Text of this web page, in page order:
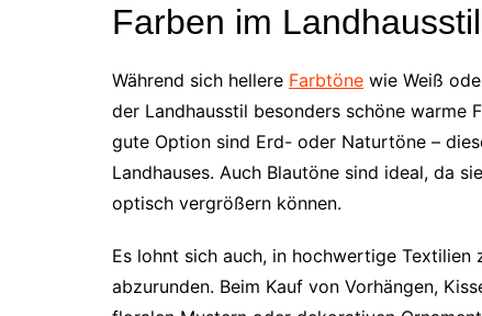
Farben im Landhausstil
Während sich hellere Farbtöne wie Weiß
der Landhausstil besonders schöne warme
gute Option sind Erd- oder Naturtöne –
Landhauses. Auch Blautöne sind ideal, da
optisch vergrößern können.
Es lohnt sich auch, in hochwertige Textilien
abzurunden. Beim Kauf von Vorhängen,